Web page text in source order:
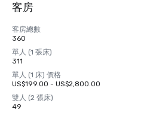
客房
客房總數
360
單人 (1 張床)
311
單人 (1 床) 價格
US$199.00 - US$2,800.00
雙人 (2 張床)
49